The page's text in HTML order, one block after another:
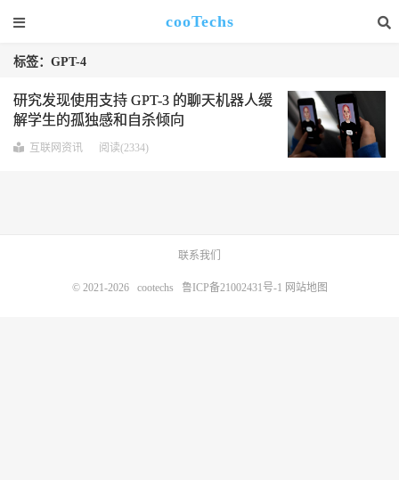
cooTechs
标签：GPT-4
研究发现使用支持 GPT-3 的聊天机器人缓
解学生的孤独感和自杀倾向
互联网资讯 阅读(2334)
联系我们
© 2021-2026 cootechs 鲁ICP备21002431号-1 网站地图